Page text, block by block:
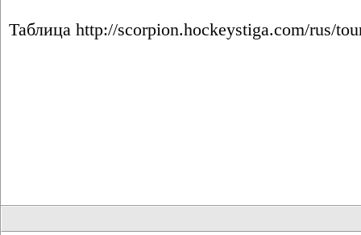
Таблица http://scorpion.hockeystiga.com/rus/